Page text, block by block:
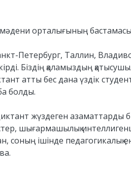
орталығының
Петербург, Таллин,
Біздің қаламыздың
атты бес дана үздік
болды.
жүздеген азаматтарды
шығармашылық
соның ішінде педагогикалық